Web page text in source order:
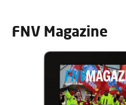
FNV Magazine